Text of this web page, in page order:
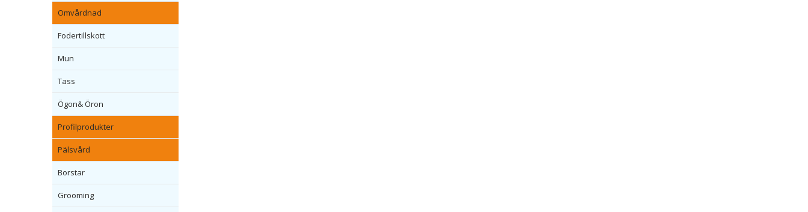
Omvårdnad
Fodertillskott
Mun
Tass
Ögon& Öron
Profilprodukter
Pälsvård
Borstar
Grooming